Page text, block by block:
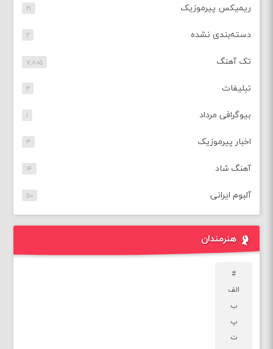
ریمیکس پیرموزیک ۲۱
دسته‌بندی نشده ۲
تک آهنگ ۷,۸۰۵
تبلیغات ۲
بیوگرافی مرداد ۱
اخبار پیرموزیک ۳
آهنگ شاد ۱۴
آلبوم ایرانی ۵۰
هنرمندان
#
الف
ب
پ
ت